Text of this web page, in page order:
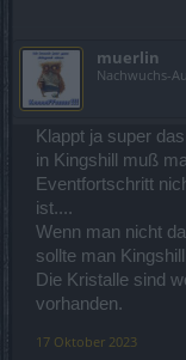
muerlin
Nachwuchs-
Klappt ja super
in Kingshill muß
Eventfortschritt
ist....
Wenn man nicht
sollte man
Die Kristalle sind
vorhanden.
17 Oktober 2023